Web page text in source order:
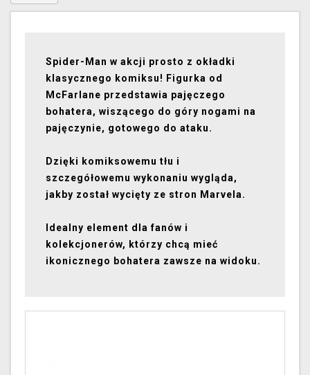
Spider-Man w akcji prosto z okładki
klasycznego komiksu! Figurka od
McFarlane przedstawia pajęczego
bohatera, wiszącego do góry nogami na
pajęczynie, gotowego do ataku.
Dzięki komiksowemu tłu i
szczegółowemu wykonaniu wygląda,
jakby został wycięty ze stron Marvela.
Idealny element dla fanów i
kolekcjonerów, którzy chcą mieć
ikonicznego bohatera zawsze na widoku.